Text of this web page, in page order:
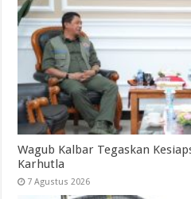
Wagub Kalbar Tegaskan
Karhutla
7 Agustus 2026